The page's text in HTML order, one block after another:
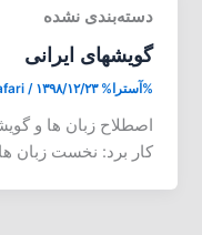
دسته‌بندی نشده
گویشهای ایرانی
%آسترا% / ۱۳۹۸/۱۲/۲۳
اصطلاح زبان ها و
کار برد: نخست زبان